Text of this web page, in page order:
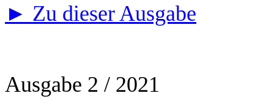
► Zu dieser Ausgabe
Ausgabe 2 / 2021